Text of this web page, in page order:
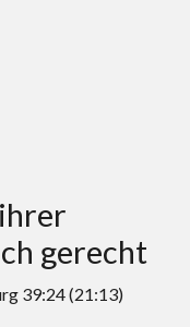
gerecht
39:24 (21:13)